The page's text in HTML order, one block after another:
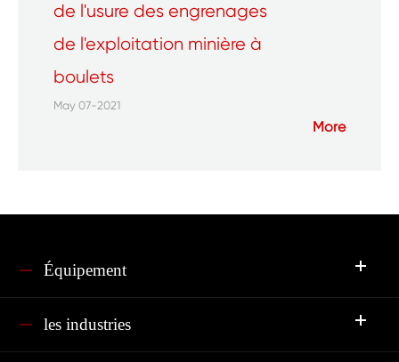
de l'usure des engrenages
de l'exploitation minière à
boulets
May 07-2021
More
Équipement
les industries